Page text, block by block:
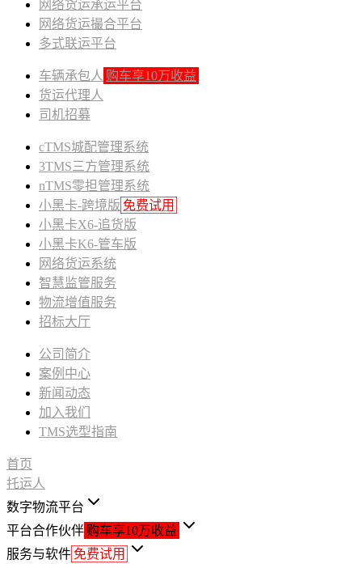
网络货运承运平台
网络货运撮合平台
多式联运平台
车辆承包人 购车享10万收益
货运代理人
司机招募
cTMS城配管理系统
3TMS三方管理系统
nTMS零担管理系统
小黑卡-跨境版 免费试用
小黑卡X6-追货版
小黑卡K6-管车版
网络货运系统
智慧监管服务
物流增值服务
招标大厅
公司简介
案例中心
新闻动态
加入我们
TMS选型指南
首页
托运人
数字物流平台
平台合作伙伴 购车享10万收益
服务与软件 免费试用